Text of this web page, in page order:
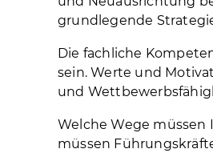
grundlegende
Die fachliche
sein. Werte und
und
Welche Wege
müssen